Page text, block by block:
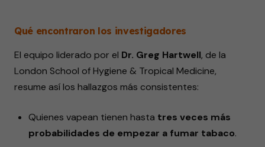
Qué encontraron los investigadores
El equipo liderado por el Dr. Greg Hartwell, de la
London School of Hygiene & Tropical Medicine,
resume así los hallazgos más consistentes:
Quienes vapean tienen hasta tres veces más
probabilidades de empezar a fumar tabaco.